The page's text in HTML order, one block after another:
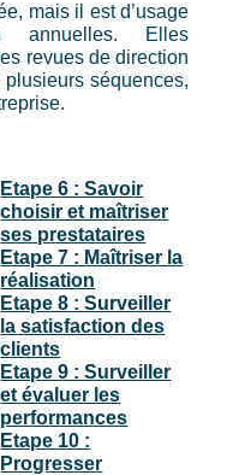
mais il est d’usage
annuelles. Elles
revues de direction
séquences,
Etape 6 : Savoir
choisir et maîtriser
ses prestataires
Etape 7 : Maîtriser la
réalisation
Etape 8 : Surveiller
la satisfaction des
clients
Etape 9 : Surveiller
et évaluer les
performances
Etape 10 :
Progresser